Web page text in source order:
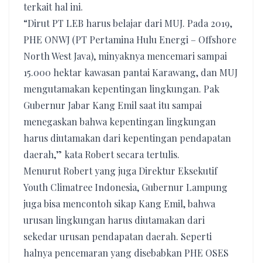
terkait hal ini.
“Dirut PT LEB harus belajar dari MUJ. Pada 2019,
PHE ONWJ (PT Pertamina Hulu Energi – Offshore
North West Java), minyaknya mencemari sampai
15.000 hektar kawasan pantai Karawang, dan MUJ
mengutamakan kepentingan lingkungan. Pak
Gubernur Jabar Kang Emil saat itu sampai
menegaskan bahwa kepentingan lingkungan
harus diutamakan dari kepentingan pendapatan
daerah,” kata Robert secara tertulis.
Menurut Robert yang juga Direktur Eksekutif
Youth Climatree Indonesia, Gubernur Lampung
juga bisa mencontoh sikap Kang Emil, bahwa
urusan lingkungan harus diutamakan dari
sekedar urusan pendapatan daerah. Seperti
halnya pencemaran yang disebabkan PHE OSES